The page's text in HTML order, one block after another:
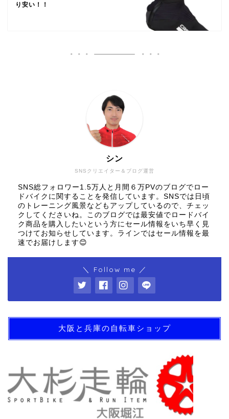
り安い！！
SNSクリエイター＆ブログ運営
シン
SNS総フォロワー1.5万人と月間６万PVのブログでロー
ドバイクに関することを発信しています。SNSでは日頃
のトレーニング風景などもアップしているので、チェッ
クしてくださいね。このブログでは最安値でロードバイ
ク商品を購入したいという方にセール情報をいち早く見
つけてお知らせしています。ラインではセール情報を最
速でお届けします😊
＼ Follow me ／
大阪と兵庫の自転車ショップ